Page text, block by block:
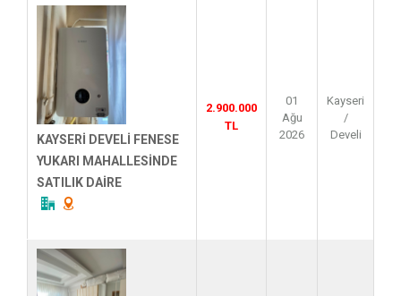
KAYSERİ DEVELİ FENESE
YUKARI MAHALLESİNDE
SATILIK DAİRE
2.900.000
TL
01
Ağu
2026
Kayseri
/
Develi